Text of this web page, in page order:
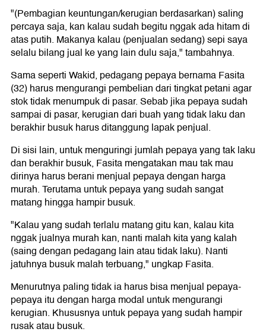
"(Pembagian keuntungan/kerugian berdasarkan) saling
percaya saja, kan kalau sudah begitu nggak ada hitam di
atas putih. Makanya kalau (penjualan sedang) sepi saya
selalu bilang jual ke yang lain dulu saja," tambahnya.
Sama seperti Wakid, pedagang pepaya bernama Fasita
(32) harus mengurangi pembelian dari tingkat petani agar
stok tidak menumpuk di pasar. Sebab jika pepaya sudah
sampai di pasar, kerugian dari buah yang tidak laku dan
berakhir busuk harus ditanggung lapak penjual.
Di sisi lain, untuk menguringi jumlah pepaya yang tak laku
dan berakhir busuk, Fasita mengatakan mau tak mau
dirinya harus berani menjual pepaya dengan harga
murah. Terutama untuk pepaya yang sudah sangat
matang hingga hampir busuk.
"Kalau yang sudah terlalu matang gitu kan, kalau kita
nggak jualnya murah kan, nanti malah kita yang kalah
(saing dengan pedagang lain atau tidak laku). Nanti
jatuhnya busuk malah terbuang," ungkap Fasita.
Menurutnya paling tidak ia harus bisa menjual pepaya-
pepaya itu dengan harga modal untuk mengurangi
kerugian. Khususnya untuk pepaya yang sudah hampir
rusak atau busuk.